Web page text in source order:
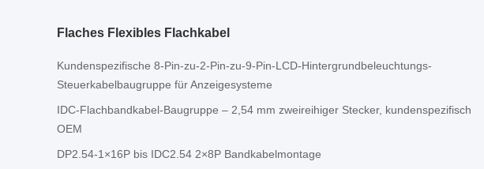
Flaches Flexibles Flachkabel
Kundenspezifische 8-Pin-zu-2-Pin-zu-9-Pin-LCD-Hintergrundbeleuchtungs-
Steuerkabelbaugruppe für Anzeigesysteme
IDC-Flachbandkabel-Baugruppe – 2,54 mm zweireihiger Stecker, kundenspezifisch
OEM
DP2.54-1×16P bis IDC2.54 2×8P Bandkabelmontage